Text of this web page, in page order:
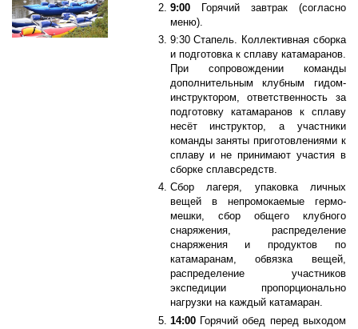
9:00Горячий завтрак (согласно
меню).
9:30 Стапель. Коллективная сборка
и подготовка к сплаву катамаранов.
При сопровождении команды
дополнительным клубным гидом-
инструктором, ответственность за
подготовку катамаранов к сплаву
несёт инструктор, а участники
команды заняты приготовлениями к
сплаву и не принимают участия в
сборке сплавсредств.
Сбор лагеря, упаковка личных
вещей в непромокаемые гермо-
мешки, сбор общего клубного
снаряжения, распределение
снаряжения и продуктов по
катамаранам, обвязка вещей,
распределение участников
экспедиции пропорционально
нагрузки на каждый катамаран.
14:00Горячий обед перед выходом